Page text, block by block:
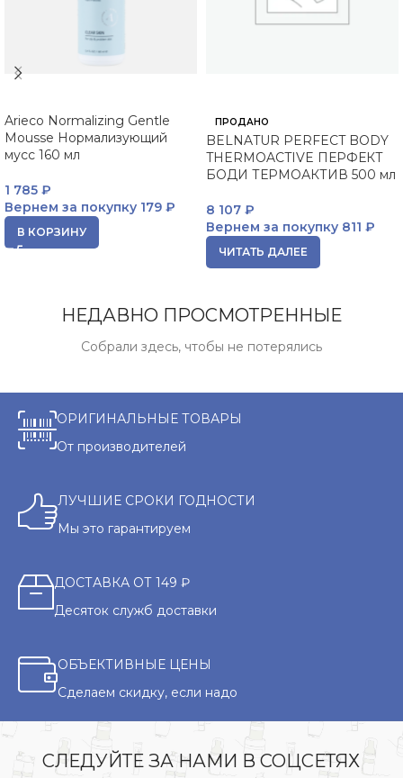
Arieco Normalizing Gentle
Mousse Нормализующий
мусс 160 мл
1 785 ₽
Вернем за покупку 179 ₽
В КОРЗИНУ
ПРОДАНО
BELNATUR PERFECT BODY
THERMOACTIVE ПЕРФЕКТ
БОДИ ТЕРМОАКТИВ 500 мл
8 107 ₽
Вернем за покупку 811 ₽
ЧИТАТЬ ДАЛЕЕ
НЕДАВНО ПРОСМОТРЕННЫЕ
Собрали здесь, чтобы не потерялись
ОРИГИНАЛЬНЫЕ ТОВАРЫ
От производителей
ЛУЧШИЕ СРОКИ ГОДНОСТИ
Мы это гарантируем
ДОСТАВКА ОТ 149 ₽
Десяток служб доставки
ОБЪЕКТИВНЫЕ ЦЕНЫ
Сделаем скидку, если надо
СЛЕДУЙТЕ ЗА НАМИ В СОЦСЕТЯХ